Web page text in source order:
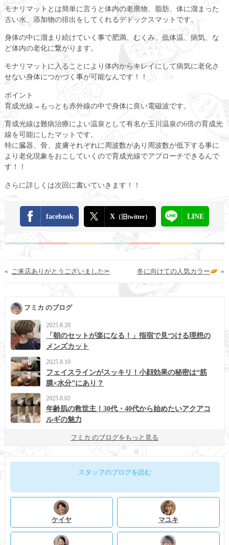
モナリマットとは簡単に言うと体内の老廃物、脂肪、体に溜まった
古い水、添加物の排出をしてくれるデドックスマットです。
身体の中に溜まり続けていく事で肥満、むくみ、低体温、病気、な
ど体内の老化に繋がります。
モナリマットに入ることにより体内からキレイにして病気に老化さ
せない身体につかづく事が可能なんです！！
ポイント
育成光線→もっとも赤外線の中で身体に良い電磁波です。
育成光線は難病治療によい温泉として有名か玉川温泉の6倍の育成光
線を可能にしたマットです。
特に臓器、骨、皮膚それぞれに周波数があり周波数が低下する事に
より老化現象をおこしていくので育成光線でアプローチできるんで
す！！
さらに詳しくは次回に書いていきます！！
facebook X（旧twitter） LINE
« ご来店ありがとうございました✂︎ »
冬に向けての人気カラー
フミカ のブログ
2025.8.20
「朝のセットが楽になる！」指宿で見つける理想の
メンズカット
2025.8.10
フェイスラインがスッキリ！小顔効果の秘密は“筋
膜×水分”にあり？
2025.8.02
年齢肌の救世主！30代・40代から始めたいアクアコ
ルギの魅力
フミカ のブログをもっと見る
スタッフのブログを読む
ケイヤ マユキ